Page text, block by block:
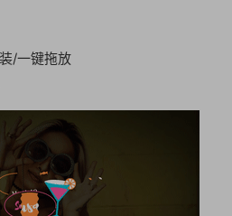
/一键拖放